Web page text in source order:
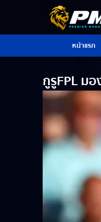
หน้าแรก
กูรูFPL ม